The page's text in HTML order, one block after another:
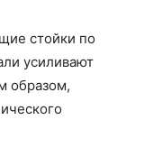
стойки по
усиливают
образом,